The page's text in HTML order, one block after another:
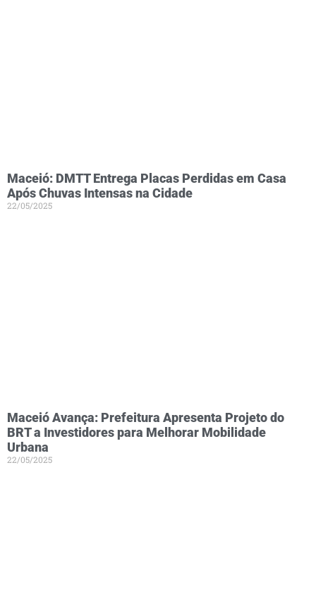
Maceió: DMTT Entrega Placas Perdidas em Casa
Após Chuvas Intensas na Cidade
22/05/2025
Maceió Avança: Prefeitura Apresenta Projeto do
BRT a Investidores para Melhorar Mobilidade
Urbana
22/05/2025